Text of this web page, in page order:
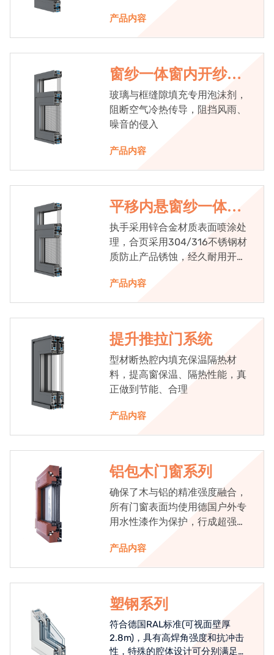
产品内容
窗纱一体窗内开纱外
开系统
玻璃与框缝隙填充专用泡沫剂，
阻断空气冷热传导，阻挡风雨、
噪音的侵入
产品内容
平移内悬窗纱一体系
统
执手采用锌合金材质表面喷涂处
理，合页采用304/316不锈钢材
质防止产品锈蚀，经久耐用开启
产品内容
提升推拉门系统
型材断热腔内填充保温隔热材
料，提高窗保温、隔热性能，真
正做到节能、合理
产品内容
铝包木门窗系列
确保了木与铝的精准强度融合，
所有门窗表面均使用德国户外专
用水性漆作为保护，行成超强的
始终是节能门窗的科技体现.
产品内容
塑钢系列
符合德国RAL标准(可视面壁厚
2.8m)，具有高焊角强度和抗冲击
性，特殊的腔体设计可分别满足隔